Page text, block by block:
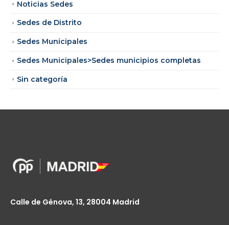
Noticias Sedes
Sedes de Distrito
Sedes Municipales
Sedes Municipales>Sedes municipios completas
Sin categoría
Calle de Génova, 13, 28004 Madrid